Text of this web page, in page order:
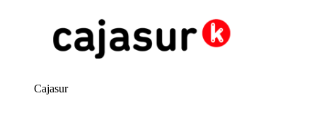
Cajasur